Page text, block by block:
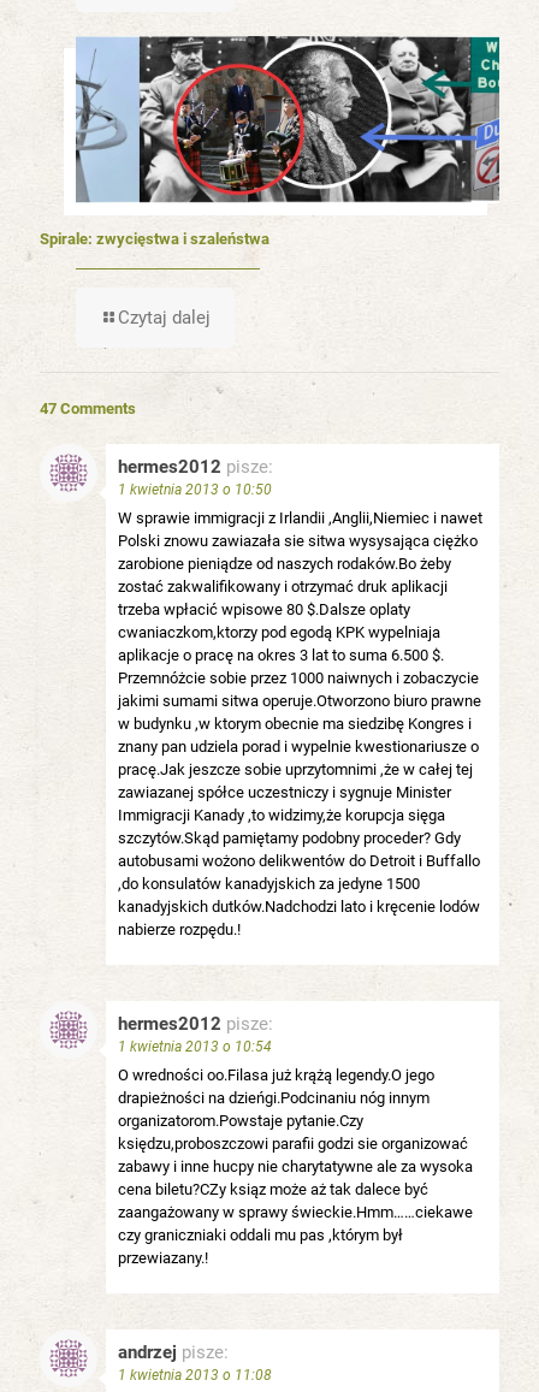
Spirale: zwycięstwa i szaleństwa
Czytaj dalej
47 Comments
hermes2012 pisze:
1 kwietnia 2013 o 10:50
W sprawie immigracji z Irlandii ,Anglii,Niemiec i nawet
Polski znowu zawiazała sie sitwa wysysająca ciężko
zarobione pieniądze od naszych rodaków.Bo żeby
zostać zakwalifikowany i otrzymać druk aplikacji
trzeba wpłacić wpisowe 80 $.Dalsze oplaty
cwaniaczkom,ktorzy pod egodą KPK wypelniaja
aplikacje o pracę na okres 3 lat to suma 6.500 $.
Przemnóżcie sobie przez 1000 naiwnych i zobaczycie
jakimi sumami sitwa operuje.Otworzono biuro prawne
w budynku ,w ktorym obecnie ma siedzibę Kongres i
znany pan udziela porad i wypelnie kwestionariusze o
pracę.Jak jeszcze sobie uprzytomnimi ,że w całej tej
zawiazanej spółce uczestniczy i sygnuje Minister
Immigracji Kanady ,to widzimy,że korupcja sięga
szczytów.Skąd pamiętamy podobny proceder? Gdy
autobusami wożono delikwentów do Detroit i Buffallo
,do konsulatów kanadyjskich za jedyne 1500
kanadyjskich dutków.Nadchodzi lato i kręcenie lodów
nabierze rozpędu.!
hermes2012 pisze:
1 kwietnia 2013 o 10:54
O wredności oo.Filasa już krążą legendy.O jego
drapieżności na dzieńgi.Podcinaniu nóg innym
organizatorom.Powstaje pytanie.Czy
księdzu,proboszczowi parafii godzi sie organizować
zabawy i inne hucpy nie charytatywne ale za wysoka
cena biletu?CZy ksiąz może aż tak dalece być
zaangażowany w sprawy świeckie.Hmm……ciekawe
czy graniczniaki oddali mu pas ,którym był
przewiazany.!
andrzej pisze:
1 kwietnia 2013 o 11:08